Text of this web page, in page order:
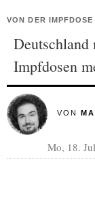
VON DER
Impfdosen
VON
Mo, 18.